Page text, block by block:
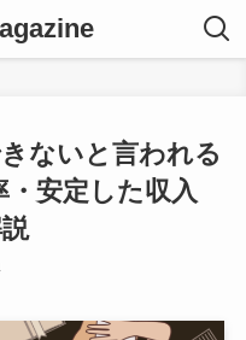
ないと言われる
・安定した収入